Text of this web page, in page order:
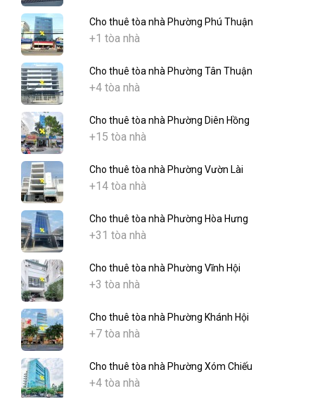
Cho thuê tòa nhà Phường Phú Thuận
+1 tòa nhà
Cho thuê tòa nhà Phường Tân Thuận
+4 tòa nhà
Cho thuê tòa nhà Phường Diên Hồng
+15 tòa nhà
Cho thuê tòa nhà Phường Vườn Lài
+14 tòa nhà
Cho thuê tòa nhà Phường Hòa Hưng
+31 tòa nhà
Cho thuê tòa nhà Phường Vĩnh Hội
+3 tòa nhà
Cho thuê tòa nhà Phường Khánh Hội
+7 tòa nhà
Cho thuê tòa nhà Phường Xóm Chiếu
+4 tòa nhà